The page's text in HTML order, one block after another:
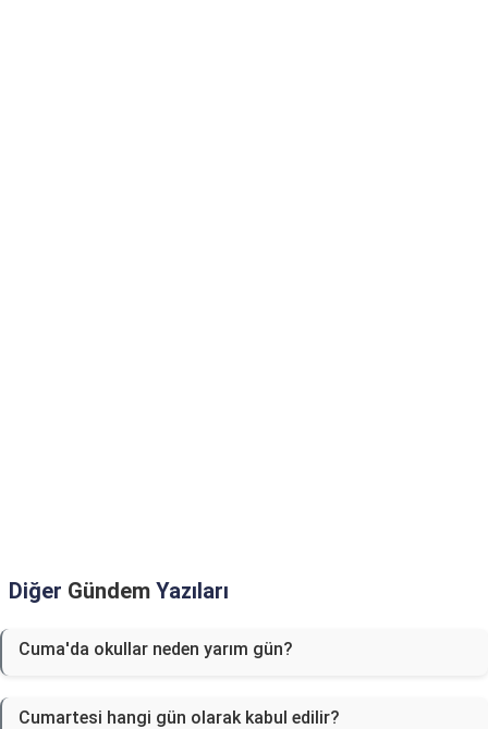
Diğer Gündem Yazıları
Cuma'da okullar neden yarım gün?
Cumartesi hangi gün olarak kabul edilir?